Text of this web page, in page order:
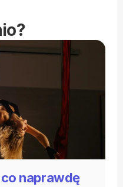
tuż nad
naprawdę